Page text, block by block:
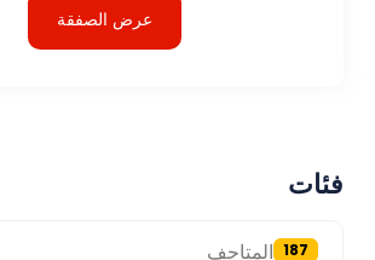
عرض الصفقة
فئات
المتاحف 187